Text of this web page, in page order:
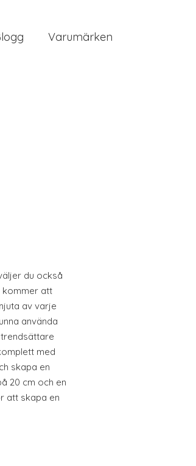
Varumärken
du också
kommer att
av varje
använda
med
skapa en
20 cm och en
att skapa en